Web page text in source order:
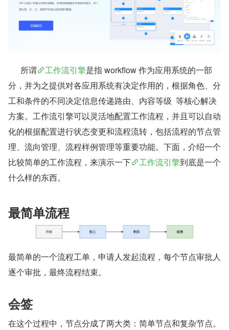
      所谓
工作流引擎是指 workflow 作为应用系统的一部
分，并为之提供对各应用系统有决定作用的，根据角色、分
工和条件的不同决定信息传递路由、内容等级  等核心解决
方案。工作流引擎可以灵活地配置工作流程，并且可以自动
化的根据配置进行状态变更和流程流转，包括流程的节点管
理、流向管理、流程样例管理等重要功能。下面，介绍一个
比较简单的工作流程，来演示一下
工作流引擎到底是一个
什么样的东西。
最简单流程
最简单的一个流程工单，申请人发起流程，每个节点审批人
逐个审批，最终流程结束。
会签
在这个过程中，节点分成了两大类：简单节点和复杂节点。